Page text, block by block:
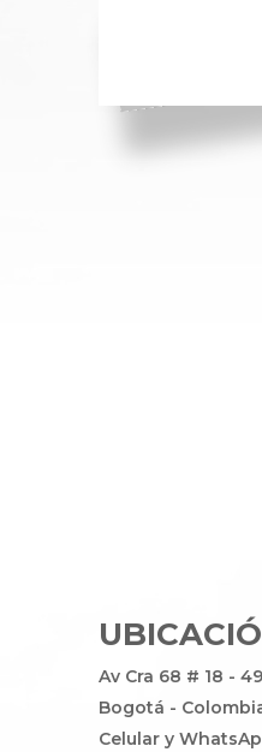
Av Cra 68 # 18 - 49
Bogotá -
Celular y